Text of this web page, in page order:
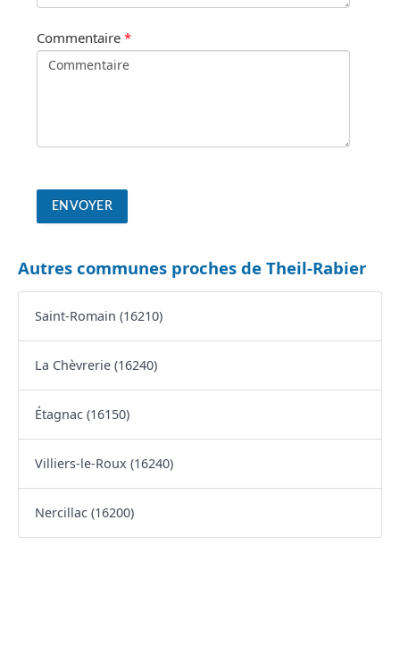
Commentaire *
Autres communes proches de Theil-Rabier
Saint-Romain (16210)
La Chèvrerie (16240)
Étagnac (16150)
Villiers-le-Roux (16240)
Nercillac (16200)